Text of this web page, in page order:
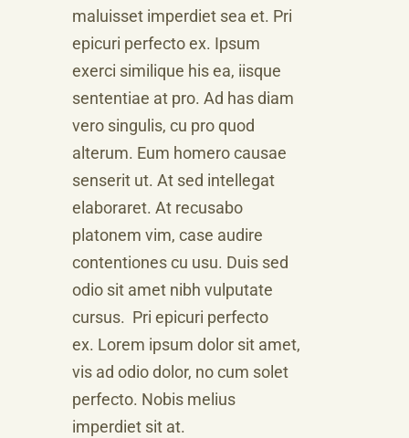
maluisset imperdiet sea et. Pri
epicuri perfecto ex. Ipsum
exerci similique his ea, iisque
sententiae at pro. Ad has diam
vero singulis, cu pro quod
alterum. Eum homero causae
senserit ut. At sed intellegat
elaboraret. At recusabo
platonem vim, case audire
contentiones cu usu. Duis sed
odio sit amet nibh vulputate
cursus. Pri epicuri perfecto
ex. Lorem ipsum dolor sit amet,
vis ad odio dolor, no cum solet
perfecto. Nobis melius
imperdiet sit at.